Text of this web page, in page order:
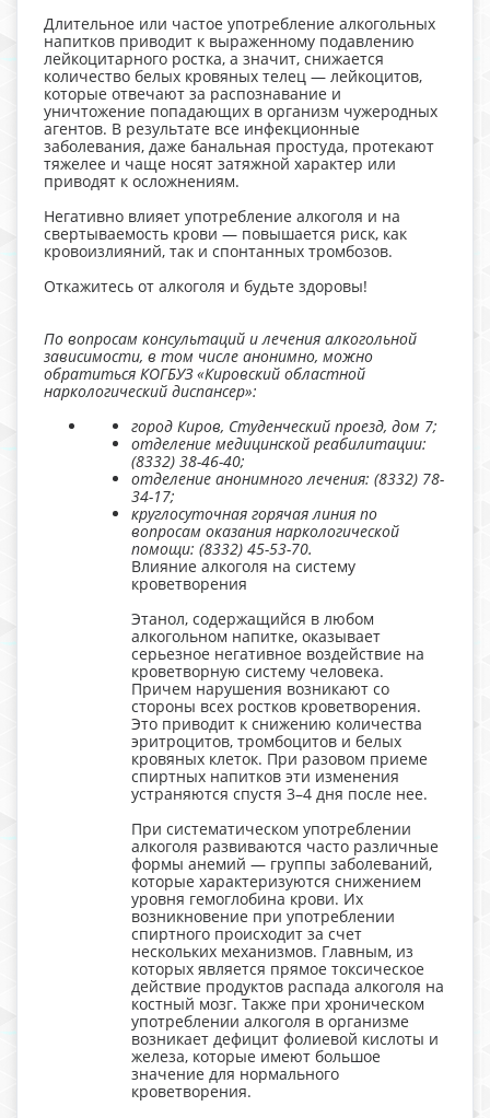
Длительное или частое употребление алкогольных
напитков приводит к выраженному подавлению
лейкоцитарного ростка, а значит, снижается
количество белых кровяных телец — лейкоцитов,
которые отвечают за распознавание и
уничтожение попадающих в организм чужеродных
агентов. В результате все инфекционные
заболевания, даже банальная простуда, протекают
тяжелее и чаще носят затяжной характер или
приводят к осложнениям.
Негативно влияет употребление алкоголя и на
свертываемость крови — повышается риск, как
кровоизлияний, так и спонтанных тромбозов.
Откажитесь от алкоголя и будьте здоровы!
По вопросам консультаций и лечения алкогольной
зависимости, в том числе анонимно, можно
обратиться КОГБУЗ «Кировский областной
наркологический диспансер»:
город Киров, Студенческий проезд, дом 7;
отделение медицинской реабилитации:
(8332) 38-46-40;
отделение анонимного лечения: (8332) 78-
34-17;
круглосуточная горячая линия по
вопросам оказания наркологической
помощи: (8332) 45-53-70.
Влияние алкоголя на систему
кроветворения
Этанол, содержащийся в любом
алкогольном напитке, оказывает
серьезное негативное воздействие на
кроветворную систему человека.
Причем нарушения возникают со
стороны всех ростков кроветворения.
Это приводит к снижению количества
эритроцитов, тромбоцитов и белых
кровяных клеток. При разовом приеме
спиртных напитков эти изменения
устраняются спустя 3–4 дня после нее.
При систематическом употреблении
алкоголя развиваются часто различные
формы анемий — группы заболеваний,
которые характеризуются снижением
уровня гемоглобина крови. Их
возникновение при употреблении
спиртного происходит за счет
нескольких механизмов. Главным, из
которых является прямое токсическое
действие продуктов распада алкоголя на
костный мозг. Также при хроническом
употреблении алкоголя в организме
возникает дефицит фолиевой кислоты и
железа, которые имеют большое
значение для нормального
кроветворения.